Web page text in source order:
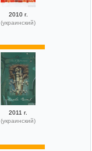
2010 г.
(украинский)
2011 г.
(украинский)